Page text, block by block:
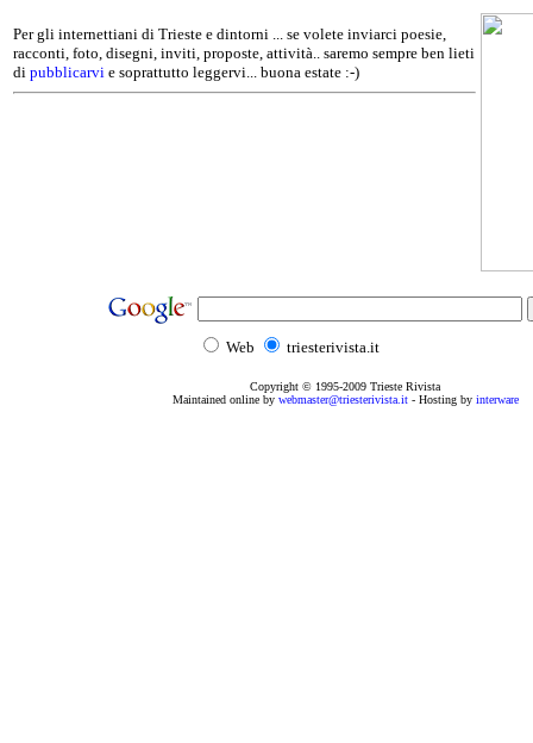
Per gli internettiani di Trieste e dintorni ... se volete inviarci poesie,
racconti, foto, disegni, inviti, proposte, attività.. saremo sempre ben lieti
di pubblicarvi e soprattutto leggervi... buona estate :-)
Web triesterivista.it
Copyright © 1995-2009 Trieste Rivista
Maintained online by webmaster@triesterivista.it- Hosting by interware